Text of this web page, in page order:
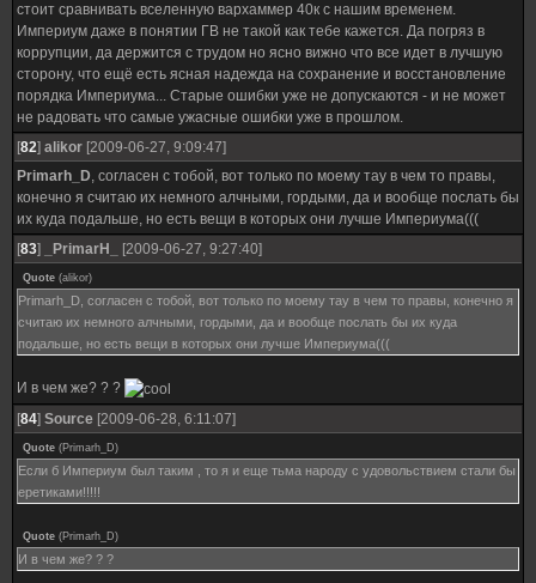
стоит сравнивать вселенную вархаммер 40к с нашим временем.
Империум даже в понятии ГВ не такой как тебе кажется. Да погряз в
коррупции, да держится с трудом но ясно вижно что все идет в лучшую
сторону, что ещё есть ясная надежда на сохранение и восстановление
порядка Империума... Старые ошибки уже не допускаются - и не может
не радовать что самые ужасные ошибки уже в прошлом.
[82] alikor [2009-06-27, 9:09:47]
Primarh_D, согласен с тобой, вот только по моему тау в чем то правы,
конечно я считаю их немного алчными, гордыми, да и вообще послать бы
их куда подальше, но есть вещи в которых они лучше Империума(((
[83] _PrimarH_ [2009-06-27, 9:27:40]
Quote (alikor)
Primarh_D, согласен с тобой, вот только по моему тау в чем то правы, конечно я
считаю их немного алчными, гордыми, да и вообще послать бы их куда
подальше, но есть вещи в которых они лучше Империума(((
И в чем же? ? ?
[84] Source [2009-06-28, 6:11:07]
Quote (Primarh_D)
Если б Империум был таким , то я и еще тьма народу с удовольствием стали бы
еретиками!!!!!
Quote (Primarh_D)
И в чем же? ? ?